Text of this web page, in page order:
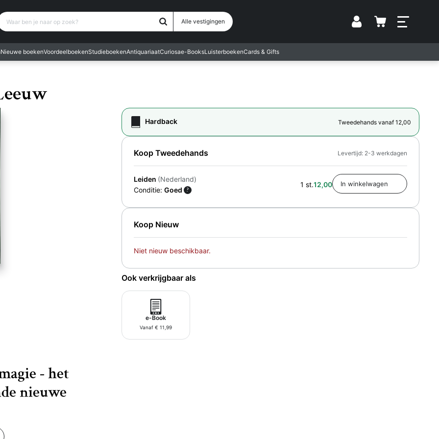
Alle vestigingen Vestiging
ben je naar op zoek?
Nieuwe boekenVoordeelboekenStudieboekenAntiquariaatCuriosae-BooksLuisterboekenCards & Gifts
Hardback Tweedehands vanaf 12,00
Koop Tweedehands
Leiden (Nederland)
Conditie: Goed ?
1 st.12,00
Levertijd: 2-3 werkdagen
Koop Nieuw
Niet nieuw beschikbaar.
Ook verkrijgbaar als
e-Book
Vanaf € 11,99
- het
nieuwe
Hotze de Roosprijs